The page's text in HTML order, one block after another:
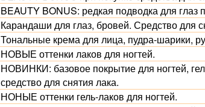
BEAUTY BONUS: редкая подводка для глаз
Карандаши для глаз, бровей. Средство
Тональные крема для лица, пудра-шарики,
НОВЫЕ оттенки лаков для ногтей.
НОВИНКИ: базовое покрытие для ногтей,
средство для снятия лака.
НОНЫЕ оттенки гель-лаков для ногтей.